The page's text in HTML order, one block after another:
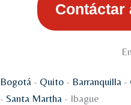
Contáctar
Bogotá - Quito - Barranquilla -
- Santa Martha - Ibague